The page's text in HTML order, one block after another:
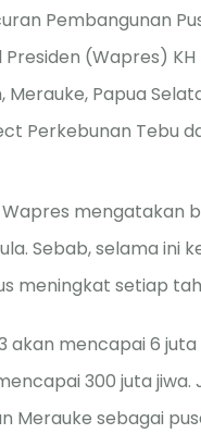
Pembangunan
(Wapres) KH
Papua
Perkebunan Tebu
mengatakan
Sebab, selama ini
meningkat setiap
akan mencapai 6
300 juta jiwa.
Merauke sebagai